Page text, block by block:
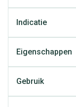
Indicatie
Eigenschappen
Gebruik